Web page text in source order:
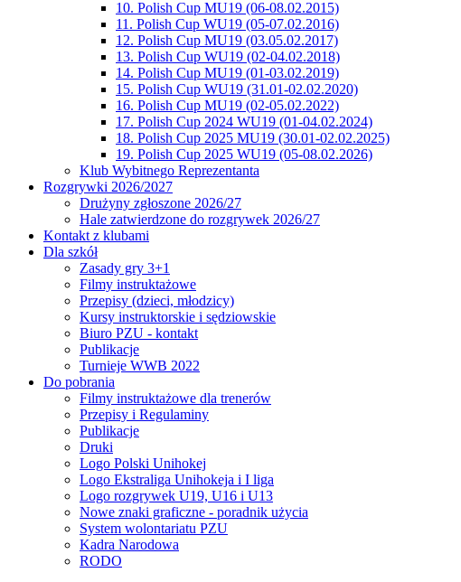
10. Polish Cup MU19 (06-08.02.2015)
11. Polish Cup WU19 (05-07.02.2016)
12. Polish Cup MU19 (03.05.02.2017)
13. Polish Cup WU19 (02-04.02.2018)
14. Polish Cup MU19 (01-03.02.2019)
15. Polish Cup WU19 (31.01-02.02.2020)
16. Polish Cup MU19 (02-05.02.2022)
17. Polish Cup 2024 WU19 (01-04.02.2024)
18. Polish Cup 2025 MU19 (30.01-02.02.2025)
19. Polish Cup 2025 WU19 (05-08.02.2026)
Klub Wybitnego Reprezentanta
Rozgrywki 2026/2027
Drużyny zgłoszone 2026/27
Hale zatwierdzone do rozgrywek 2026/27
Kontakt z klubami
Dla szkół
Zasady gry 3+1
Filmy instruktażowe
Przepisy (dzieci, młodzicy)
Kursy instruktorskie i sędziowskie
Biuro PZU - kontakt
Publikacje
Turnieje WWB 2022
Do pobrania
Filmy instruktażowe dla trenerów
Przepisy i Regulaminy
Publikacje
Druki
Logo Polski Unihokej
Logo Ekstraliga Unihokeja i I liga
Logo rozgrywek U19, U16 i U13
Nowe znaki graficzne - poradnik użycia
System wolontariatu PZU
Kadra Narodowa
RODO